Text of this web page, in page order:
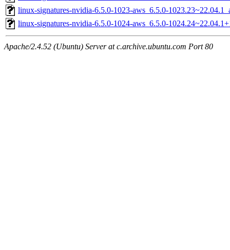
linux-signatures-nvidia-6.5.0-1023-aws_6.5.0-
linux-signatures-nvidia-6.5.0-1024-aws_6.5.0-
Apache/2.4.52 (Ubuntu) Server at c.archive.ubuntu.com Port 80